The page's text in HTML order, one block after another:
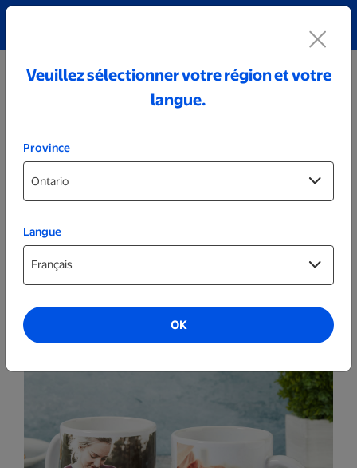
Cadeaux pour les animaux
Veuillez sélectionner votre région et votre
langue.
Province
Langue
OK